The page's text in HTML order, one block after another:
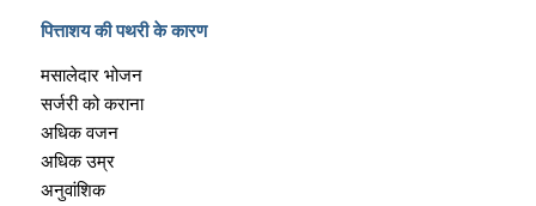
पित्ताशय की पथरी के कारण
मसालेदार भोजन
सर्जरी को कराना
अधिक वजन
अधिक उम्र
अनुवांशिक